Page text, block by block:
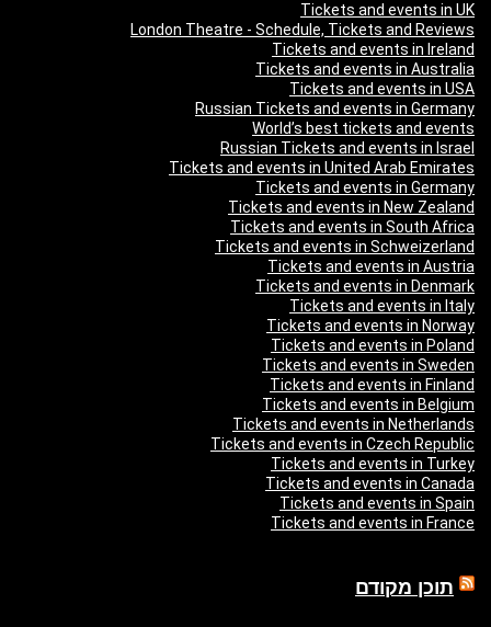
Tickets and events in UK
London Theatre - Schedule, Tickets and Reviews
Tickets and events in Ireland
Tickets and events in Australia
Tickets and events in USA
Russian Tickets and events in Germany
World’s best tickets and events
Russian Tickets and events in Israel
Tickets and events in United Arab Emirates
Tickets and events in Germany
Tickets and events in New Zealand
Tickets and events in South Africa
Tickets and events in Schweizerland
Tickets and events in Austria
Tickets and events in Denmark
Tickets and events in Italy
Tickets and events in Norway
Tickets and events in Poland
Tickets and events in Sweden
Tickets and events in Finland
Tickets and events in Belgium
Tickets and events in Netherlands
Tickets and events in Czech Republic
Tickets and events in Turkey
Tickets and events in Canada
Tickets and events in Spain
Tickets and events in France
תוכן מקודם